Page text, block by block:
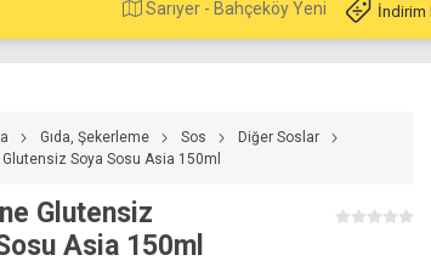
Sarıyer - Bahçeköy Yeni İndirim
Gıda, Şekerleme Sos
Diğer Soslar
Soya Sosu Asia 150ml
Glutensiz
Asia 150ml